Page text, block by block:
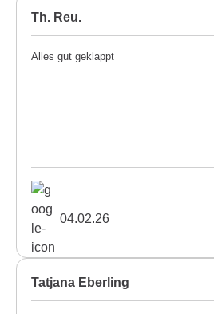
Th. Reu.
Alles gut geklappt
04.02.26
Tatjana Eberling